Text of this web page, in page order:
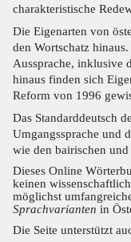
charakteristische
Die Eigenarten von
den Wortschatz
Aussprache, inklusive
hinaus finden sich
Reform von 1996
Das Standarddeutsch
Umgangssprache und
wie den bairischen
Dieses Online
keinen
möglichst
Sprachvarianten in
Die Seite unterstützt